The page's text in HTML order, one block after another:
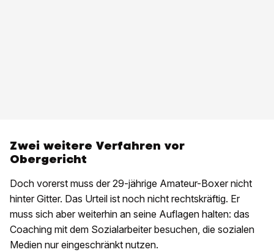
Zwei weitere Verfahren vor
Obergericht
Doch vorerst muss der 29-jährige Amateur-Boxer nicht
hinter Gitter. Das Urteil ist noch nicht rechtskräftig. Er
muss sich aber weiterhin an seine Auflagen halten: das
Coaching mit dem Sozialarbeiter besuchen, die sozialen
Medien nur eingeschränkt nutzen.